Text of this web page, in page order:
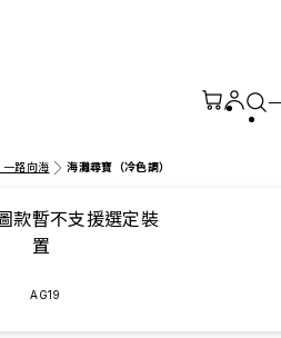
一路向海 海灘尋寶（冷色調）
款暫不支援選定裝
置
AG19